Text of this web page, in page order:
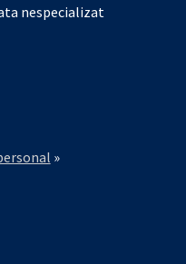
nespecializat
»